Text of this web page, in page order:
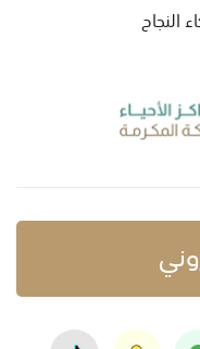
النجاح